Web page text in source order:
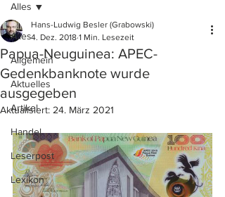
Alles
Allgemein
Aktuelles
Artikel
Handel
Leserpost
Lexikon
Alles
Papua-Neuguinea: APEC-
Gedenkbanknote wurde
ausgegeben
Hans-Ludwig Besler (Grabowski)
4. Dez. 2018 1 Min. Lesezeit
Aktualisiert: 24. März 2021